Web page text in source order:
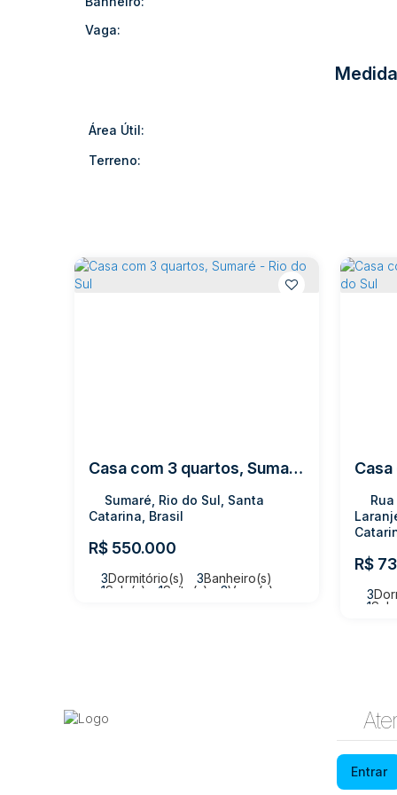
Vaga:
Área Útil:
Terreno:
Casa com 3 quartos, Sumaré - Rio do Sul
R$ 550.000
Sumaré, Rio do Sul, Santa
Catarina, Brasil
3Dormitório(s) 3Banheiro(s)
1Sala(s) 1Suíte(s) 3Vaga(s)
R$
3
1
Entrar